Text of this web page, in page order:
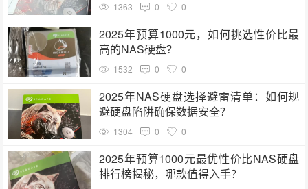
1363 0 0
2025年预算1000元，如何挑选性价比最
高的NAS硬盘？
1532 0 0
2025年NAS硬盘选择避雷清单：如何规
避硬盘陷阱确保数据安全？
1304 0 0
2025年预算1000元最优性价比NAS硬盘
排行榜揭秘，哪款值得入手？